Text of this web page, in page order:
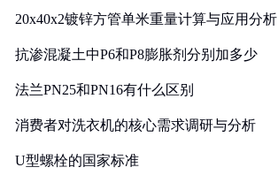
20x40x2镀锌方管单米重量计算与应用分析
抗渗混凝土中P6和P8膨胀剂分别加多少
法兰PN25和PN16有什么区别
消费者对洗衣机的核心需求调研与分析
U型螺栓的国家标准